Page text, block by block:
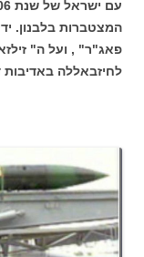
המצטברות בלבנון.
פאג"ר" , ועל ה"
לחיזבאללה